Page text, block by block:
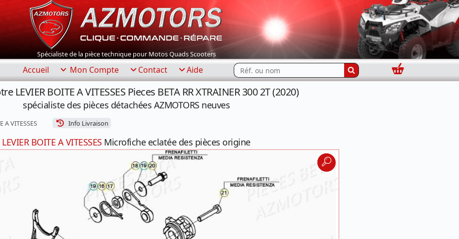
Spécialiste de la pièce technique pour Motos Quads Scooters
Accueil Mon Compte Contact Aide Rechercher...
Panier
LEVIER BOITE A VITESSES Pieces BETA RR XTRAINER 300 2T (2020)
spécialiste des pièces détachées AZMOTORS neuves
A VITESSES Info Livraison
LEVIER BOITE A VITESSES Microfiche eclatée des pièces origine